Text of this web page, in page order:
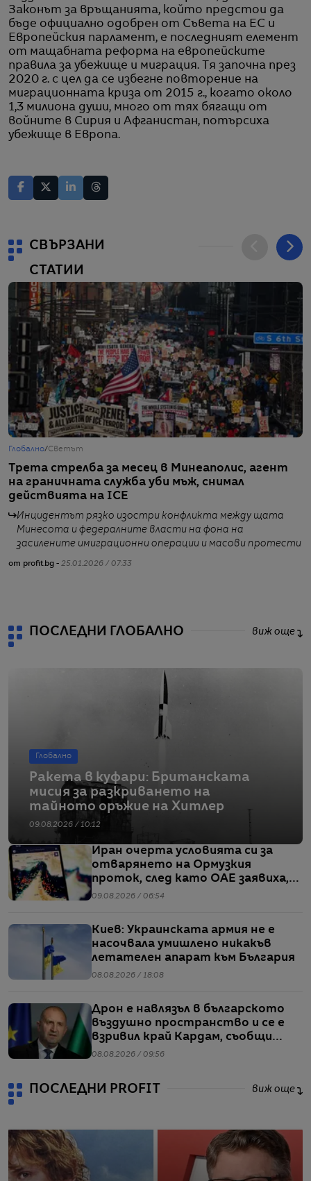
Законът за връщанията, който предстои да
бъде официално одобрен от Съвета на ЕС и
Европейския парламент, е последният елемент
от мащабната реформа на европейските
правила за убежище и миграция. Тя започна през
2020 г. с цел да се избегне повторение на
миграционната криза от 2015 г., когато около
1,3 милиона души, много от тях бягащи от
войните в Сирия и Афганистан, потърсиха
убежище в Европа.
СВЪРЗАНИ
СТАТИИ
Глобално/Светът
Трета стрелба за месец в Минеаполис, агент
на граничната служба уби мъж, снимал
действията на ICE
Инцидентът рязко изостри конфликта между щата
Минесота и федералните власти на фона на
засилените имиграционни операции и масови протести
от profit.bg - 25.01.2026 / 07:33
ПОСЛЕДНИ ГЛОБАЛНО виж още
Глобално
Ракета в куфари: Британската
мисия за разкриването на
тайното оръжие на Хитлер
09.08.2026 / 10:12
Иран очерта условията си за
отварянето на Ормузкия
проток, след като ОАЕ заявиха,
че един от корабите им е бил
09.08.2026 / 06:54
Киев: Украинската армия не е
насочвала умишлено никакъв
летателен апарат към България
08.08.2026 / 18:08
Дрон е навлязъл в българското
въздушно пространство и се е
взривил край Кардам, съобщи
Радев
08.08.2026 / 09:56
ПОСЛЕДНИ PROFIT виж още